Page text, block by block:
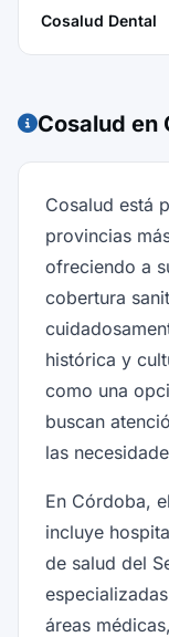
Cosalud Dental
Cosalud en
Cosalud está
provincias
ofreciendo a
cobertura
histórica y
como una
buscan
las
En Córdoba,
incluye
de salud del
áreas